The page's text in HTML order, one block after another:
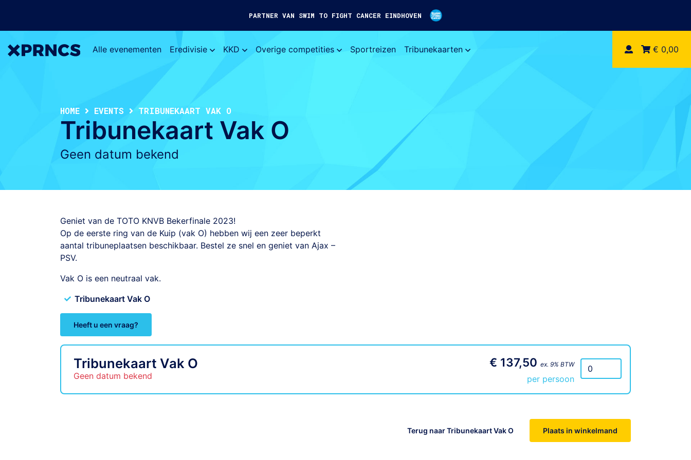
PARTNER VAN SWIM TO FIGHT CANCER EINDHOVEN
Alle evenementen Eredivisie KKD Overige competities Sportreizen Tribunekaarten € 0,00
HOME EVENTS TRIBUNEKAART VAK O
Tribunekaart Vak O
Geen datum bekend
Geniet van de TOTO KNVB Bekerfinale 2023!
Op de eerste ring van de Kuip (vak O) hebben wij een zeer beperkt
aantal tribuneplaatsen beschikbaar. Bestel ze snel en geniet van Ajax –
PSV.
Vak O is een neutraal vak.
Tribunekaart Vak O
Heeft u een vraag?
Tribunekaart Vak O
Geen datum bekend
€ 137,50 ex. 9% BTW
per persoon
Terug naar Tribunekaart Vak O Plaats in winkelmand